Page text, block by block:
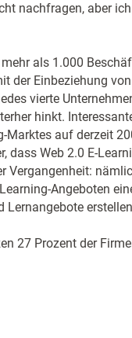
nachfragen, aber
als 1.000
der Einbeziehung
vierte
hinkt.
Marktes auf derzeit
dass Web 2.0 E-
Vergangenheit:
Angeboten
Lernangebote
27 Prozent der